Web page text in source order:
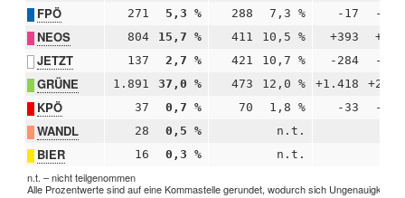
FPÖ 271 5,3 % 288 7,3 % -17 -2,0
NEOS 804 15,7 % 411 10,5 % +393 +5,3
JETZT 137 2,7 % 421 10,7 % -284 -8,0
GRÜNE 1.891 37,0 % 473 12,0 % +1.418 +25,0
KPÖ 37 0,7 % 70 1,8 % -33 -1,1
WANDL 28 0,5 % n.t.
BIER 16 0,3 % n.t.
n.t. – nicht teilgenommen
Alle Prozentwerte sind auf eine Kommastelle gerundet, wodurch sich Ungenauigkeiten